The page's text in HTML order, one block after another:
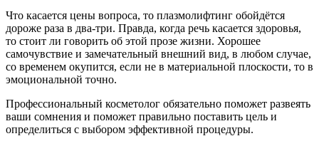
Что касается цены вопроса, то плазмолифтинг обойдётся
дороже раза в два-три. Правда, когда речь касается здоровья,
то стоит ли говорить об этой прозе жизни. Хорошее
самочувствие и замечательный внешний вид, в любом случае,
со временем окупится, если не в материальной плоскости, то в
эмоциональной точно.
Профессиональный косметолог обязательно поможет развеять
ваши сомнения и поможет правильно поставить цель и
определиться с выбором эффективной процедуры.